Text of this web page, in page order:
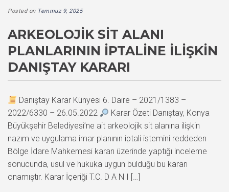
Posted on Temmuz 9, 2025
ARKEOLOJIK SIT ALANI
PLANLARININ İPTALINE İLIŞKIN
DANIŞTAY KARARI
Danıştay Karar Künyesi 6. Daire – 2021/1383 –
2022/6330 – 26.05.2022
Karar Özeti Danıştay, Konya
Büyükşehir Belediyesi’ne ait arkeolojik sit alanına ilişkin
nazım ve uygulama imar planının iptali istemini reddeden
Bölge İdare Mahkemesi kararı üzerinde yaptığı inceleme
sonucunda, usul ve hukuka uygun bulduğu bu kararı
onamıştır. Karar İçeriği T.C. D A N I […]